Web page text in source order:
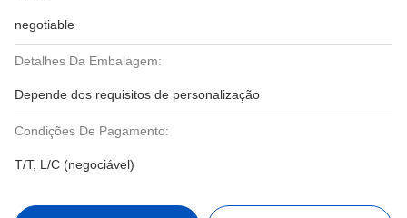
negotiable
Detalhes Da Embalagem:
Depende dos requisitos de personalização
Condições De Pagamento:
T/T, L/C (negociável)